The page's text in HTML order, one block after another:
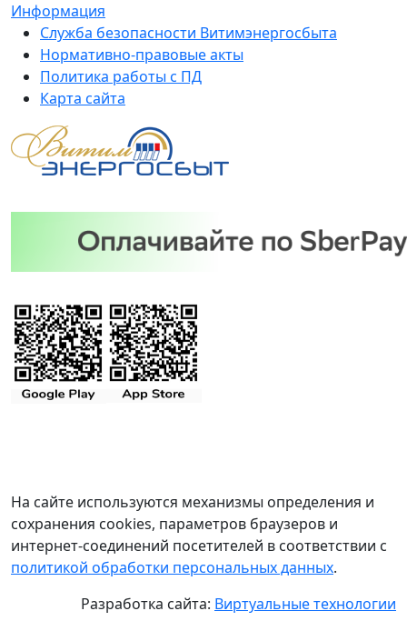
Информация
Служба безопасности Витимэнергосбыта
Нормативно-правовые акты
Политика работы с ПД
Карта сайта
На сайте используются механизмы определения и
сохранения cookies, параметров браузеров и
интернет-соединений посетителей в соответствии с
политикой обработки персональных данных.
Разработка сайта: Виртуальные технологии